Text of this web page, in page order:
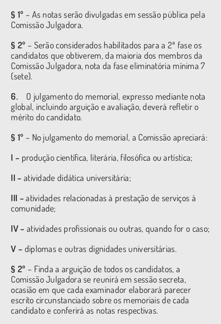
§ 1º – As notas serão divulgadas em sessão pública pela
Comissão Julgadora.
§ 2º – Serão considerados habilitados para a 2ª fase os
candidatos que obtiverem, da maioria dos membros da
Comissão Julgadora, nota da fase eliminatória mínima 7
(sete).
6. O julgamento do memorial, expresso mediante nota
global, incluindo arguição e avaliação, deverá refletir o
mérito do candidato.
§ 1º – No julgamento do memorial, a Comissão apreciará:
I – produção científica, literária, filosófica ou artística;
II – atividade didática universitária;
III –atividades relacionadas à prestação de serviços à
comunidade;
IV – atividades profissionais ou outras, quando for o caso;
V – diplomas e outras dignidades universitárias.
§ 2º – Finda a arguição de todos os candidatos, a
Comissão Julgadora se reunirá em sessão secreta,
ocasião em que cada examinador elaborará parecer
escrito circunstanciado sobre os memoriais de cada
candidato e conferirá as notas respectivas.